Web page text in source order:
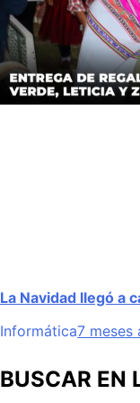
La Navidad llegó a
Informática7 meses
BUSCAR EN